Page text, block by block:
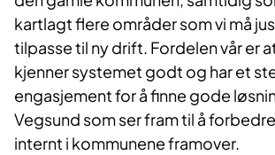
kartlagt flere områder som vi må
tilpasse til ny drift. Fordelen vår er
kjenner systemet godt og har et
engasjement for å finne gode
Vegsund som ser fram til å
internt i kommunene framover.